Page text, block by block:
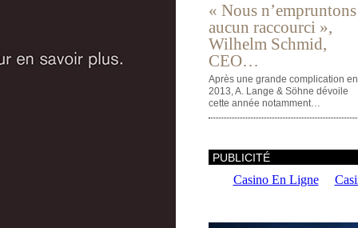
« Nous n’empruntons
aucun raccourci »,
Wilhelm Schmid,
CEO…
Après une grande complication en
2013, A. Lange & Söhne dévoile
cette année notamment…
PUBLICITÉ